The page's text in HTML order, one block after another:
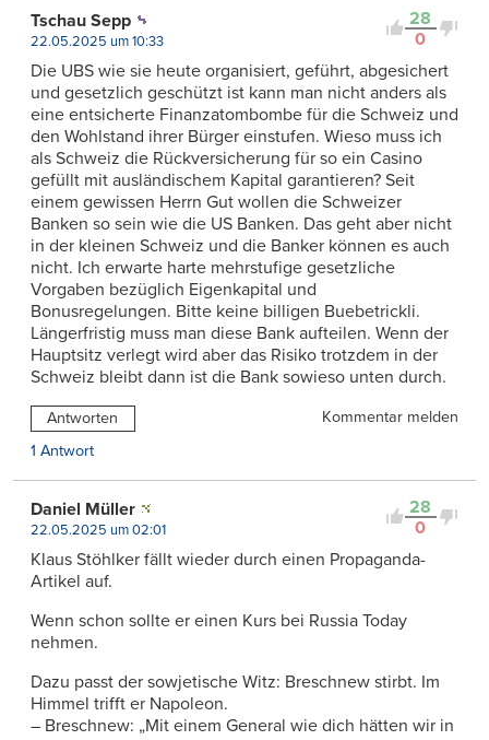
28
0
Tschau Sepp
22.05.2025 um 10:33
Die UBS wie sie heute organisiert, geführt, abgesichert
und gesetzlich geschützt ist kann man nicht anders als
eine entsicherte Finanzatombombe für die Schweiz und
den Wohlstand ihrer Bürger einstufen. Wieso muss ich
als Schweiz die Rückversicherung für so ein Casino
gefüllt mit ausländischem Kapital garantieren? Seit
einem gewissen Herrn Gut wollen die Schweizer
Banken so sein wie die US Banken. Das geht aber nicht
in der kleinen Schweiz und die Banker können es auch
nicht. Ich erwarte harte mehrstufige gesetzliche
Vorgaben bezüglich Eigenkapital und
Bonusregelungen. Bitte keine billigen Buebetrickli.
Längerfristig muss man diese Bank aufteilen. Wenn der
Hauptsitz verlegt wird aber das Risiko trotzdem in der
Schweiz bleibt dann ist die Bank sowieso unten durch.
Antworten
Kommentar melden
1 Antwort
28
0
Daniel Müller
22.05.2025 um 02:01
Klaus Stöhlker fällt wieder durch einen Propaganda-
Artikel auf.
Wenn schon sollte er einen Kurs bei Russia Today
nehmen.
Dazu passt der sowjetische Witz: Breschnew stirbt. Im
Himmel trifft er Napoleon.
– Breschnew: „Mit einem General wie dich hätten wir in